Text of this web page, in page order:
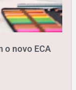
o novo ECA